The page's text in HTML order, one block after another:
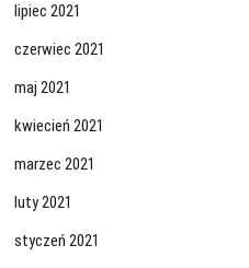
lipiec 2021
czerwiec 2021
maj 2021
kwiecień 2021
marzec 2021
luty 2021
styczeń 2021